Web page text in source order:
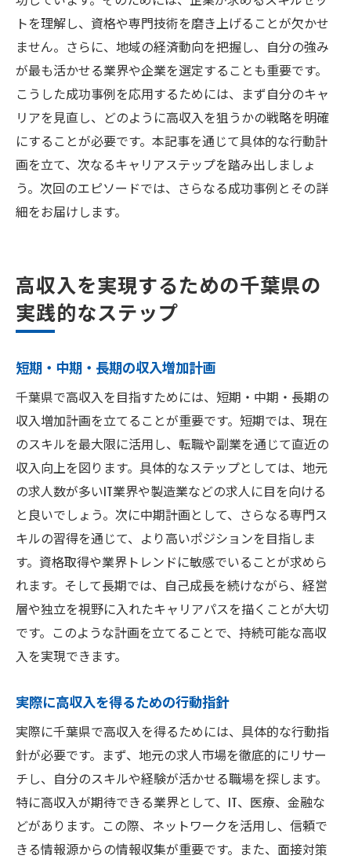
トを理解し、資格や専門技術を磨き上げることが欠かせ
ません。さらに、地域の経済動向を把握し、自分の強み
が最も活かせる業界や企業を選定することも重要です。
こうした成功事例を応用するためには、まず自分のキャ
リアを見直し、どのように高収入を狙うかの戦略を明確
にすることが必要です。本記事を通じて具体的な行動計
画を立て、次なるキャリアステップを踏み出しましょ
う。次回のエピソードでは、さらなる成功事例とその詳
細をお届けします。
高収入を実現するための千葉県の
実践的なステップ
短期・中期・長期の収入増加計画
千葉県で高収入を目指すためには、短期・中期・長期の
収入増加計画を立てることが重要です。短期では、現在
のスキルを最大限に活用し、転職や副業を通じて直近の
収入向上を図ります。具体的なステップとしては、地元
の求人数が多いIT業界や製造業などの求人に目を向ける
と良いでしょう。次に中期計画として、さらなる専門ス
キルの習得を通じて、より高いポジションを目指しま
す。資格取得や業界トレンドに敏感でいることが求めら
れます。そして長期では、自己成長を続けながら、経営
層や独立を視野に入れたキャリアパスを描くことが大切
です。このような計画を立てることで、持続可能な高収
入を実現できます。
実際に高収入を得るための行動指針
実際に千葉県で高収入を得るためには、具体的な行動指
針が必要です。まず、地元の求人市場を徹底的にリサー
チし、自分のスキルや経験が活かせる職場を探します。
特に高収入が期待できる業界として、IT、医療、金融な
どがあります。この際、ネットワークを活用し、信頼で
きる情報源からの情報収集が重要です。また、面接対策